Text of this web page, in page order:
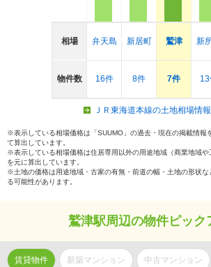
相場
物件数
弁天島
16件
新居町
8件
鷲津
7件
新
13
ＪＲ東海道本線の土地相場情
※表示している相場価格は「SUUMO」の過去・現在の掲載情報
て算出しています。
※表示している相場価格は住居専用以外の用途地域（商業地域や
を元に算出しています。
※土地の価格は用途地域・古家の有無・前道の幅・土地の形状
る可能性があります。
鷲津駅周辺の物件ピック
賃貸物件 新築マンション 中古マンション